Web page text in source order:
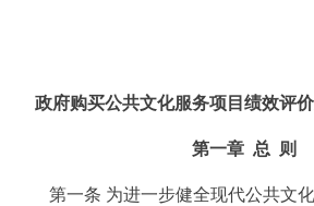
绿色北京 图说北京
政府购买公共文化服务项目绩效评价
第一章 总 则
第一条 为进一步健全现代公共文化